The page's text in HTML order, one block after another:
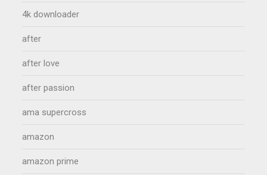
4k downloader
after
after love
after passion
ama supercross
amazon
amazon prime